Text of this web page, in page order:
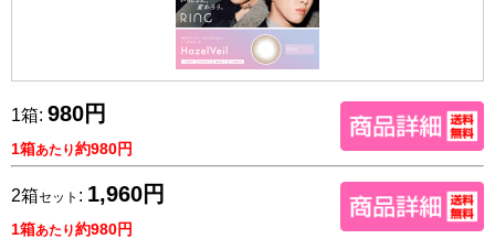
1箱: 980円
1箱あたり約980円
2箱セット : 1,960円
1箱あたり約980円